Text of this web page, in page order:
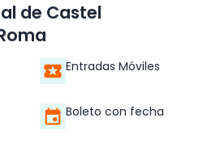
de Castel
Entradas Móviles
Boleto con fecha